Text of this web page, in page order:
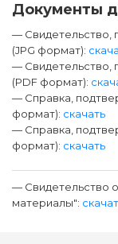
Документы
—
(JPG формат):
—
(PDF формат):
— Справка,
формат): скачать
— Справка,
формат): скачать
— Свидетельство
материалы":